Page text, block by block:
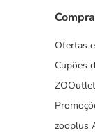
Ofertas
Cupões
ZOOutlet
zooplus